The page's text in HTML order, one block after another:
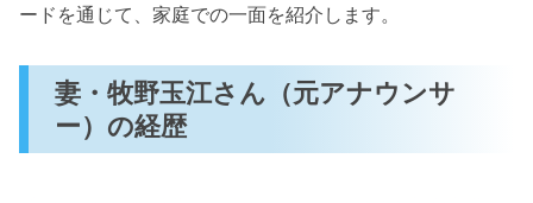
ードを通じて、家庭での一面を紹介します。
妻・牧野玉江さん（元アナウンサ
ー）の経歴